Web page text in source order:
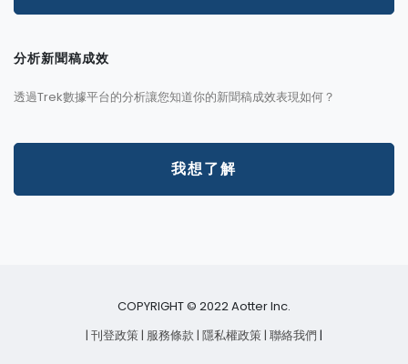
分析新聞稿成效
透過Trek數據平台的分析讓您知道你的新聞稿成效表現如何？
我想了解
COPYRIGHT © 2022 Aotter Inc.
| 刊登政策 | 服務條款 | 隱私權政策 | 聯絡我們 |